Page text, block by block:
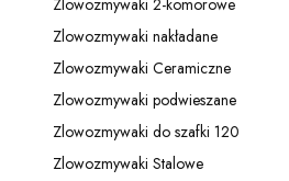
Kategoria - Zlowozmywaki 2-
Zlowozmywaki 2-komorowe
Kategoria - Zlowozmywaki
Zlowozmywaki nakładane
Kategoria - Zlowozmywaki
Zlowozmywaki Ceramiczne
Kategoria - Zlowozmywaki
Zlowozmywaki podwieszane
Kategoria - Zlowozmywaki do
Zlowozmywaki do szafki 120
Kategoria - Zlowozmywaki
Zlowozmywaki Stalowe